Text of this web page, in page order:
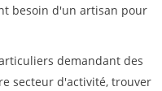
besoin d'un artisan pour
demandant des
secteur d'activité, trouver